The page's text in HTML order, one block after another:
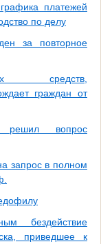
платежей
по делу
за повторное
средств,
граждан от
решил вопрос
запрос в полном
бездействие
приведшее к